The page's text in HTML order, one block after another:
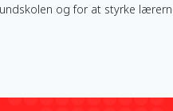
og for at styrke